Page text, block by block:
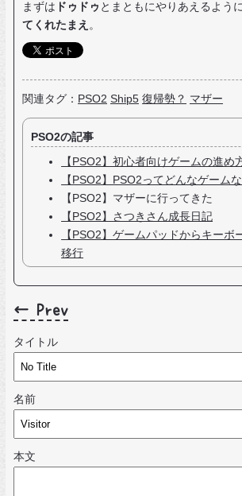
まずは ドゥドゥ とまともにやりあえるよう
てくれたまえ 。
関連タグ： PSO2 Ship5 復帰勢？ マザー
PSO2の記事
【PSO2】初心者向けゲームの進め
【PSO2】PSO2ってどんなゲーム
【PSO2】マザーに行ってきた
【PSO2】さつきさん成長日記
【PSO2】ゲームパッドからキーボ
移行
← Prev
タイトル
名前
本文